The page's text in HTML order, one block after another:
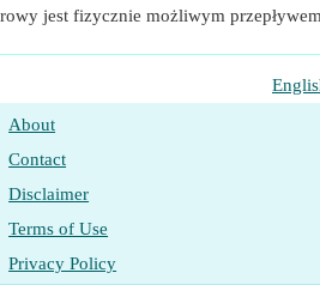
jest fizycznie możliwym
About
Contact
Disclaimer
Terms of Use
Privacy Policy